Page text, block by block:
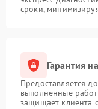
сроки,
Гарантия
Предоставляется
выполненные
защищает клиента